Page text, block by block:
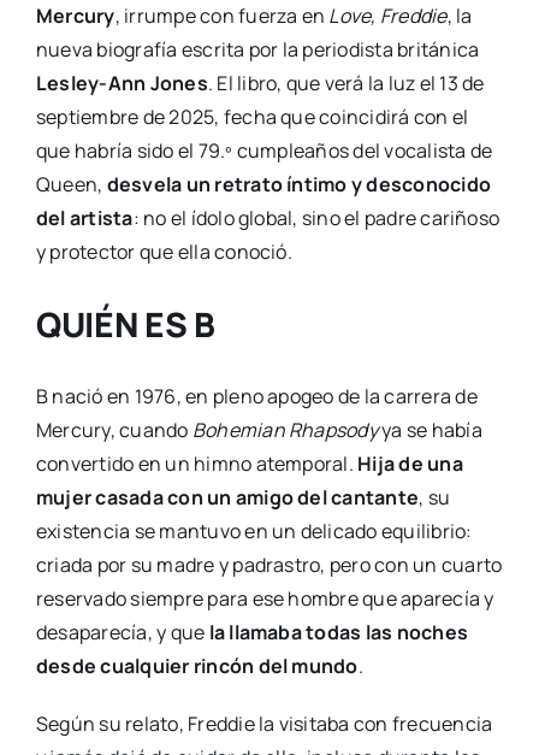
Mercury, irrumpe con fuerza en Love, Freddie, la
nueva biografía escrita por la periodista británica
Lesley-Ann Jones. El libro, que verá la luz el 13 de
septiembre de 2025, fecha que coincidirá con el
que habría sido el 79.º cumpleaños del vocalista de
Queen, desvela un retrato íntimo y desconocido
del artista: no el ídolo global, sino el padre cariñoso
y protector que ella conoció.
QUIÉN ES B
B nació en 1976, en pleno apogeo de la carrera de
Mercury, cuando Bohemian Rhapsodyya se había
convertido en un himno atemporal. Hija de una
mujer casada con un amigo del cantante, su
existencia se mantuvo en un delicado equilibrio:
criada por su madre y padrastro, pero con un cuarto
reservado siempre para ese hombre que aparecía y
desaparecía, y que la llamaba todas las noches
desde cualquier rincón del mundo.
Según su relato, Freddie la visitaba con frecuencia